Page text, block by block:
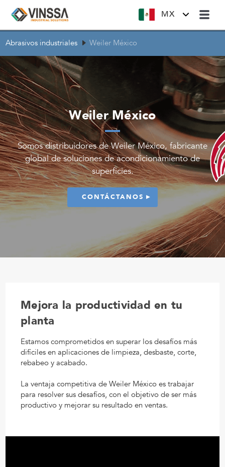
MX
Abrasivos industriales Weiler México
Weiler México
Somos distribuidores de Weiler México, fabricante
global de soluciones de acondicionamiento de
superficies.
CONTÁCTANOS
Mejora la productividad en tu
planta
Estamos comprometidos en superar los desafíos más
difíciles en aplicaciones de limpieza, desbaste, corte,
rebabeo y acabado.
La ventaja competitiva de Weiler México es trabajar
para resolver sus desafíos, con el objetivo de ser más
productivo y mejorar su resultado en ventas.